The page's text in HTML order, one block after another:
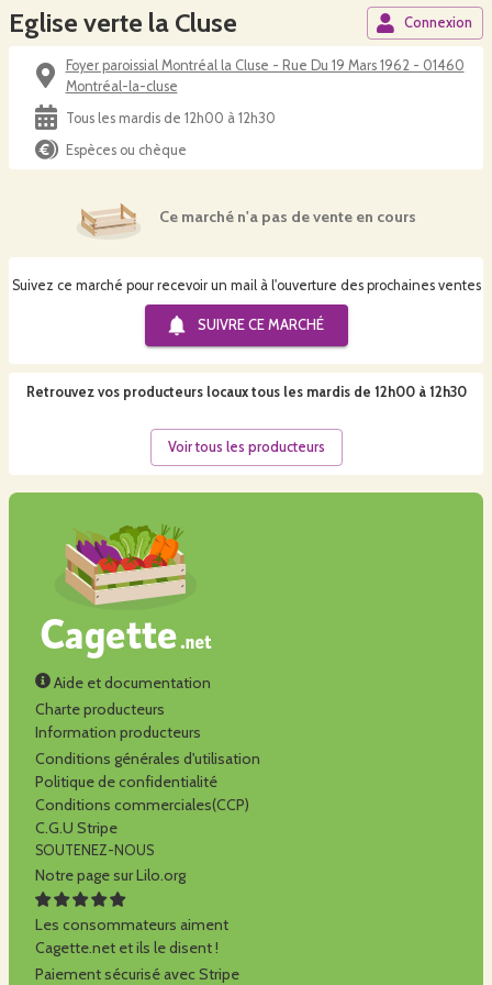
Eglise verte la Cluse Connexion
Foyer paroissial Montréal la Cluse - Rue Du 19 Mars 1962 - 01460
Montréal-la-cluse
Tous les mardis de 12h00 à 12h30
Espèces ou chèque
Ce marché n'a pas de vente en cours
Suivez ce marché pour recevoir un mail à l'ouverture des prochaines ventes
SUIVRE CE MARCHÉ
Retrouvez vos producteurs locaux tous les mardis de 12h00 à 12h30
Voir tous les producteurs
Aide et documentation
Charte producteurs
Information producteurs
Conditions générales d'utilisation
Politique de confidentialité
Conditions commerciales(CCP)
C.G.U Stripe
SOUTENEZ-NOUS
Notre page sur Lilo.org
Les consommateurs aiment
Cagette.net et ils le disent !
Paiement sécurisé avec Stripe